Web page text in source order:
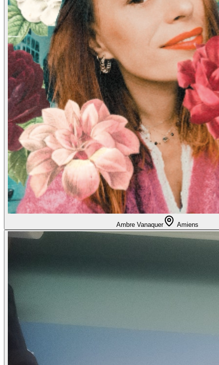
Ambre Vanaquer Amiens